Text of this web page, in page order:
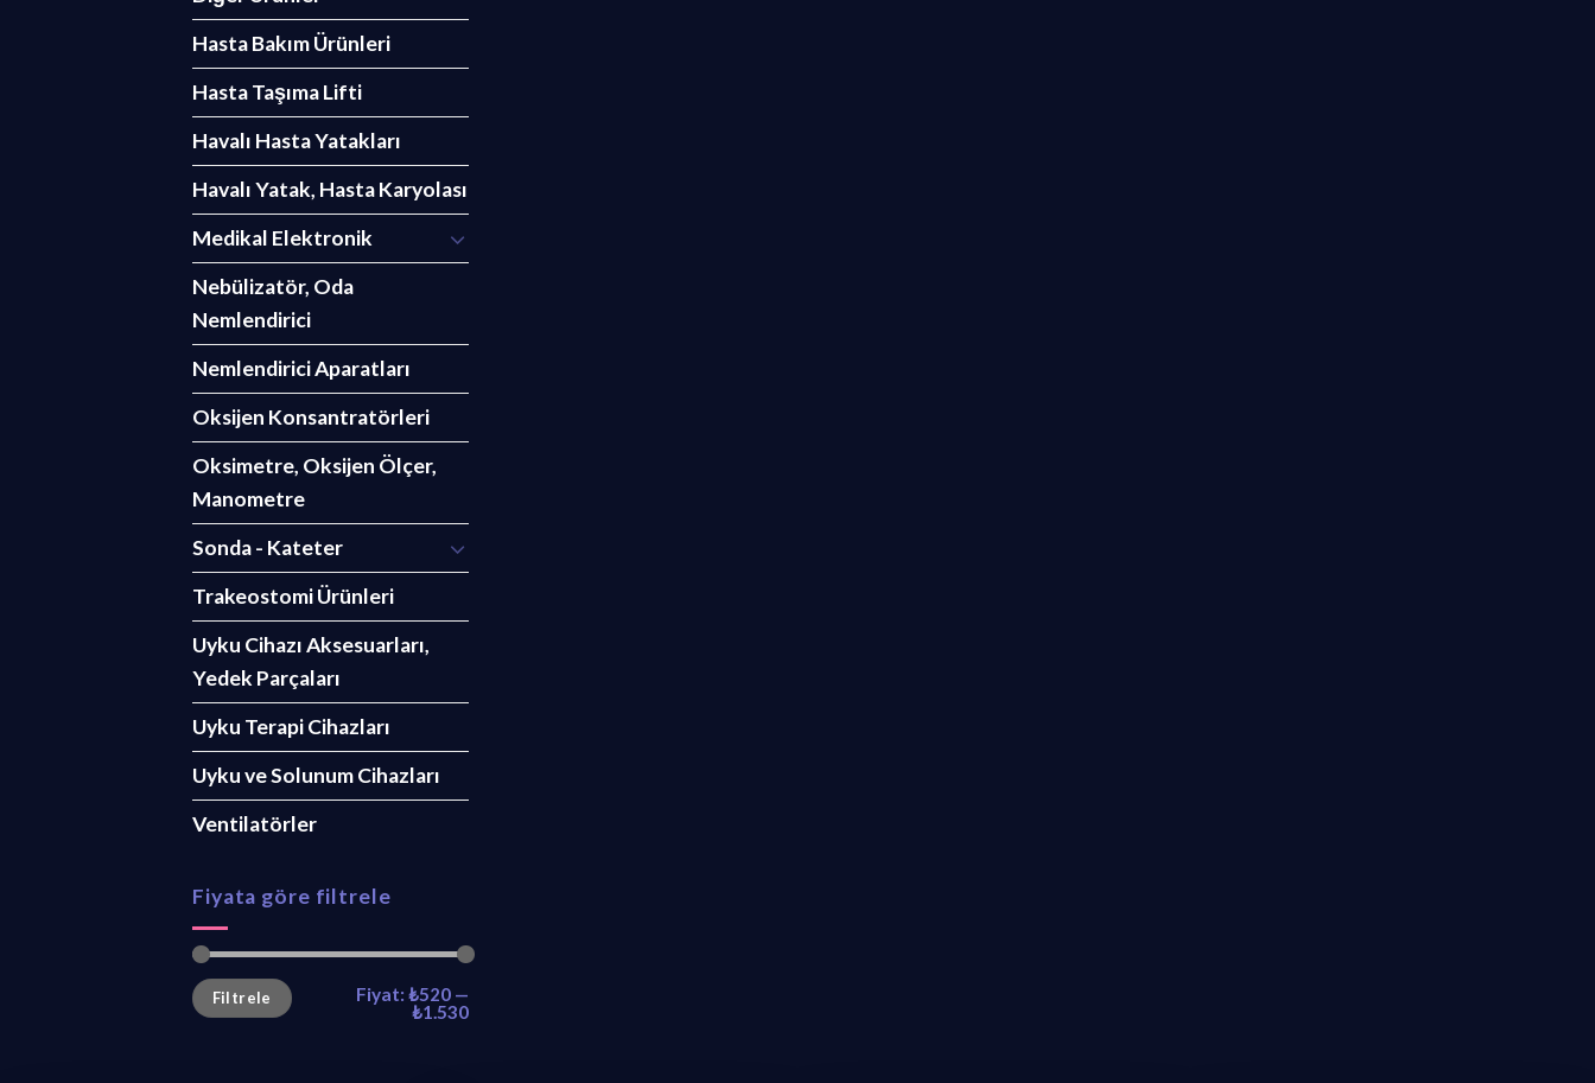
Hasta Bakım Ürünleri
Hasta Taşıma Lifti
Havalı Hasta Yatakları
Havalı Yatak, Hasta Karyolası
Medikal Elektronik
Nebülizatör, Oda
Nemlendirici
Nemlendirici Aparatları
Oksijen Konsantratörleri
Oksimetre, Oksijen Ölçer,
Manometre
Sonda - Kateter
Trakeostomi Ürünleri
Uyku Cihazı Aksesuarları,
Yedek Parçaları
Uyku Terapi Cihazları
Uyku ve Solunum Cihazları
Ventilatörler
Fiyata göre filtrele
En
düşük
fiyat
En
yüksek
fiyat
Filtrele Fiyat: ₺520—
₺1.530